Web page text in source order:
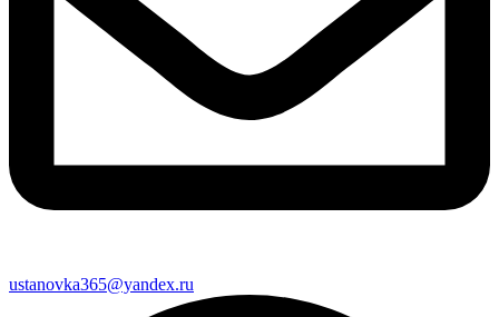
ustanovka365@yandex.ru